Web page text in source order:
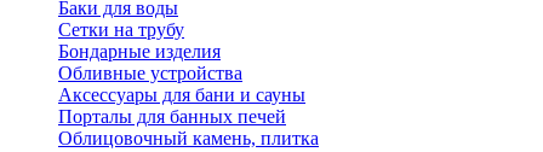
Баки для воды
Сетки на трубу
Бондарные изделия
Обливные устройства
Аксессуары для бани и сауны
Порталы для банных печей
Облицовочный камень, плитка